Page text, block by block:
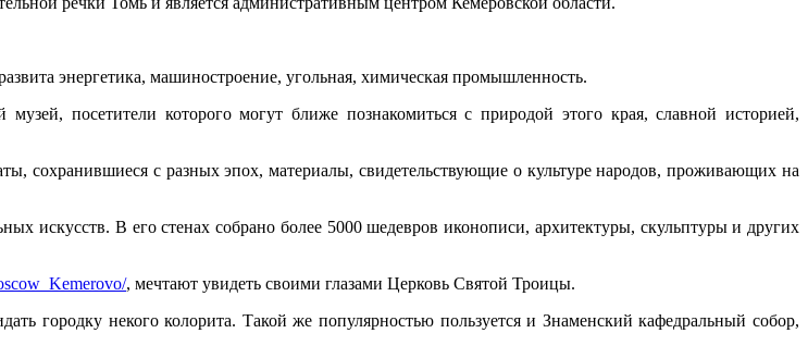
энергетика, машиностроение, угольная, химическая промышленность.
посетители которого могут ближе познакомиться с природой этого края, славной историей,
сохранившиеся с разных эпох, материалы, свидетельствующие о культуре народов, проживающих на
искусств. В его стенах собрано более 5000 шедевров иконописи, архитектуры, скульптуры и других
, мечтают увидеть своими глазами Церковь Святой Троицы.
городку некого колорита. Такой же популярностью пользуется и Знаменский кафедральный собор,